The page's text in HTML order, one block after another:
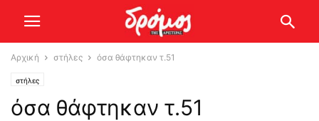
Αρχική στήλες όσα θάφτηκαν τ.51
στήλες
όσα θάφτηκαν τ.51